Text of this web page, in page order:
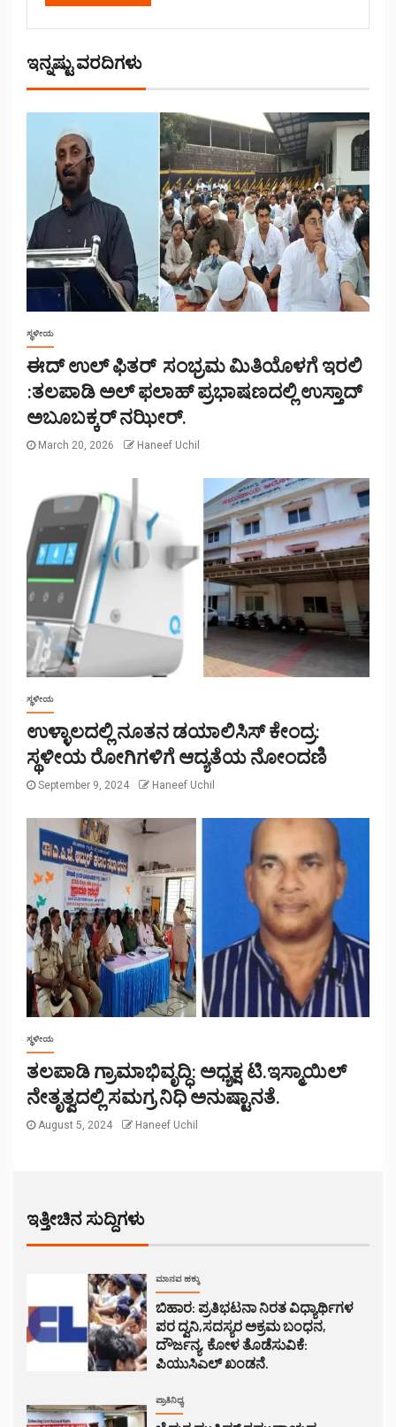
ಇನ್ನಷ್ಟು ವರದಿಗಳು
ಸ್ಥಳೀಯ
ಈದ್ ಉಲ್ ಫಿತರ್ ಸಂಭ್ರಮ ಮಿತಿಯೊಳಗೆ ಇರಲಿ
:ತಲಪಾಡಿ ಅಲ್ ಫಲಾಹ್ ಪ್ರಭಾಷಣದಲ್ಲಿ ಉಸ್ತಾದ್
ಅಬೂಬಕ್ಕರ್ ನಝೀರ್.
March 20, 2026 Haneef Uchil
ಸ್ಥಳೀಯ
ಉಳ್ಳಾಲದಲ್ಲಿ ನೂತನ ಡಯಾಲಿಸಿಸ್ ಕೇಂದ್ರ:
ಸ್ಥಳೀಯ ರೋಗಿಗಳಿಗೆ ಆದ್ಯತೆಯ ನೋಂದಣಿ
September 9, 2024 Haneef Uchil
ಸ್ಥಳೀಯ
ತಲಪಾಡಿ ಗ್ರಾಮಾಭಿವೃದ್ಧಿ: ಅಧ್ಯಕ್ಷ ಟಿ.ಇಸ್ಮಾಯಿಲ್
ನೇತೃತ್ವದಲ್ಲಿ ಸಮಗ್ರ ನಿಧಿ ಅನುಷ್ಟಾನತೆ.
August 5, 2024 Haneef Uchil
ಇತ್ತೀಚಿನ ಸುದ್ದಿಗಳು
ಮಾನವ ಹಕ್ಕು
ಬಿಹಾರ: ಪ್ರತಿಭಟನಾ ನಿರತ ವಿಧ್ಯಾರ್ಥಿಗಳ
ಪರ ದ್ವನಿ,ಸದಸ್ಯರ ಅಕ್ರಮ ಬಂಧನ,
ದೌರ್ಜನ್ಯ, ಕೋಳ ತೊಡೆಸುವಿಕೆ:
ಪಿಯುಸಿಎಲ್ ಖಂಡನೆ.
ಪ್ರಾತಿನಿಧ್ಯ